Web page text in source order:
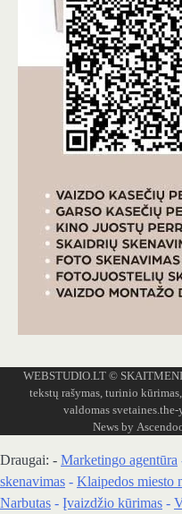
WEBSTUDIO.LT ©
tekstų rašymas, turinio
valdomas svetaines.the-
News by
Draugai: - Marketingo agentūra
skenavimas - Klaipedos miesto
Narbutas - Įvaizdžio kūrimas -